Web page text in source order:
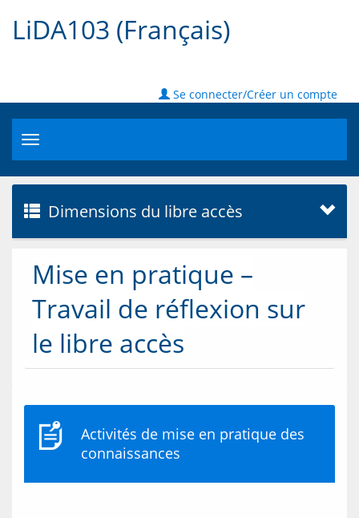
LiDA103 (Français)
Se connecter/Créer un compte
Toggle
navigation
Dimensions du libre accès
Mise en pratique –
Travail de réflexion sur
le libre accès
Activités de mise en pratique des
connaissances